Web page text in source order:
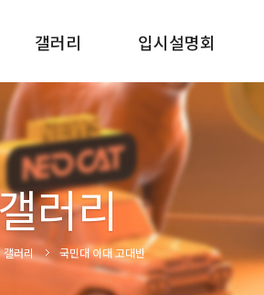
갤러리
서울대반
국민대 이대 고대반
기초디자인반
예비반
입시설명회
신입학입시설명회
재원생입시설명회
재원생진학설명회
러리
갤러리 국민대 이대 고대반